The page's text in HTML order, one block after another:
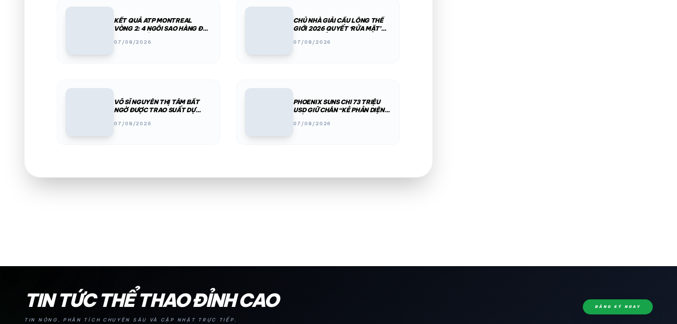
KẾT QUẢ ATP MONTREAL
VÒNG 2: 4 NGÔI SAO HÀNG ĐẦU
07/08/2026
CHỦ NHÀ GIẢI CẦU LÔNG THẾ
GIỚI 2026 QUYẾT ‘RỬA MẶT’
HOANG
07/08/2026
VÕ SĨ NGUYỄN THỊ TÂM BẤT
NGỜ ĐƯỢC TRAO SUẤT DỰ
07/08/2026
PHOENIX SUNS CHI 73 TRIỆU
USD GIỮ CHÂN “KẺ PHẢN DIỆN
07/08/2026
TIN TỨC THỂ THAO ĐỈNH CAO
TIN NÓNG, PHÂN TÍCH CHUYÊN SÂU VÀ CẬP NHẬT TRỰC TIẾP.
ĐĂNG KÝ NGAY